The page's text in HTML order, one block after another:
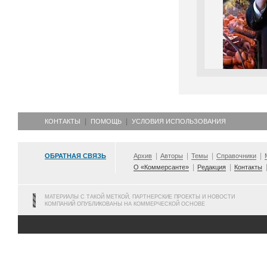
КОНТАКТЫ ПОМОЩЬ УСЛОВИЯ ИСПОЛЬЗОВАНИЯ
ОБРАТНАЯ СВЯЗЬ Архив Авторы Темы Справочники
О «Коммерсанте»
Редакция Контакты
МАТЕРИАЛЫ С ТАКОЙ МЕТКОЙ, ПАРТНЕРСКИЕ ПРОЕКТЫ И НОВОСТИ
КОМПАНИЙ ОПУБЛИКОВАНЫ НА КОММЕРЧЕСКОЙ ОСНОВЕ